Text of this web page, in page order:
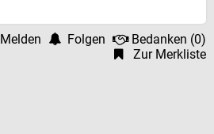
Melden Folgen Bedanken (0)
Zur Merkliste